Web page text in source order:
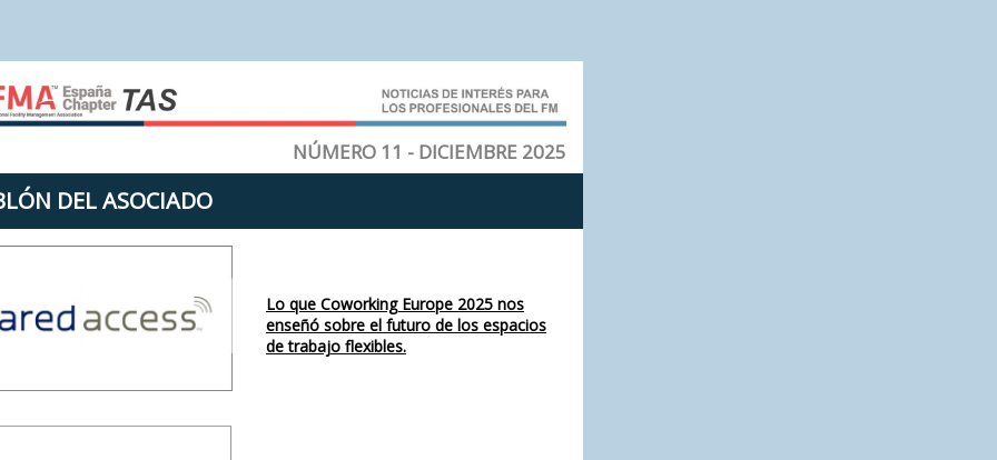
NÚMERO 11 - DICIEMBRE 2025
DEL ASOCIADO
Lo que Coworking Europe 2025 nos
enseñó sobre el futuro de los espacios
de trabajo flexibles.